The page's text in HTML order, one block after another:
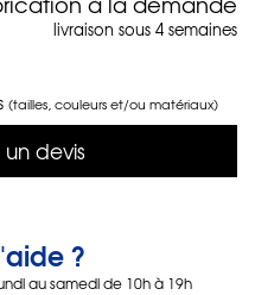
livraison sous 4 semaines
(tailles, couleurs et/ou matériaux)
devis
?
au samedi de 10h à 19h